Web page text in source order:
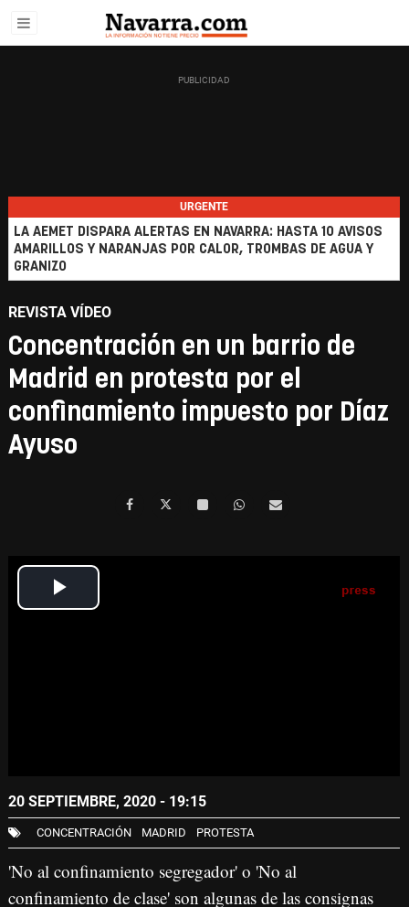
URGENTE
LA AEMET DISPARA ALERTAS EN NAVARRA: HASTA 10 AVISOS
AMARILLOS Y NARANJAS POR CALOR, TROMBAS DE AGUA Y
GRANIZO
REVISTA VÍDEO
Concentración en un barrio de
Madrid en protesta por el
confinamiento impuesto por Díaz
Ayuso
20 SEPTIEMBRE, 2020 - 19:15
CONCENTRACIÓN MADRID PROTESTA
'No al confinamiento segregador' o 'No al
confinamiento de clase' son algunas de las consignas